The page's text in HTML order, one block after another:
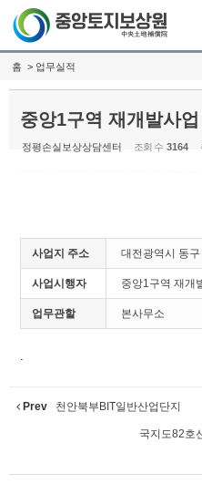
홈 > 업무실적
중앙1구역 재개발사업
정평손실보상상담센터 조회 수 3164
사업지 주소 대전광역시 동
사업시행자 중앙1구역 재개
업무관할 본사무소
.
Prev 천안북부BIT일반산업단지
국지도82호